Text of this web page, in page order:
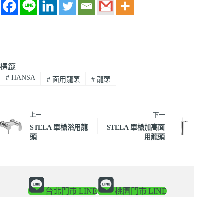
標籤
#HANSA #面用龍頭 # 龍頭
上一
STELA 單槍浴用龍
頭
下一
STELA 單槍加高面
用龍頭
台北門市 LINE 桃園門市 LINE